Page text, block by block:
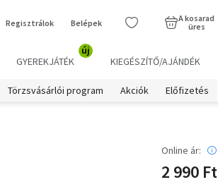
Regisztrálok Belépek
A kosarad
üres
GYEREKJÁTÉK
új
KIEGÉSZÍTŐ/AJÁNDÉK
Törzsvásárlói program Akciók Előfizetés
Online ár:
2 990 Ft